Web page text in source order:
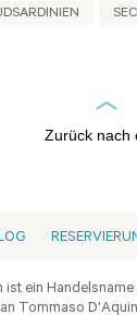
Zurück nach
ein
Tommaso